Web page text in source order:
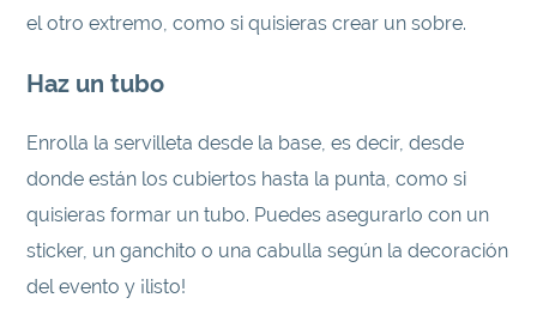
el otro extremo, como si quisieras crear un sobre.
Haz un tubo
Enrolla la servilleta desde la base, es decir, desde
donde están los cubiertos hasta la punta, como si
quisieras formar un tubo. Puedes asegurarlo con un
sticker, un ganchito o una cabulla según la decoración
del evento y ¡listo!